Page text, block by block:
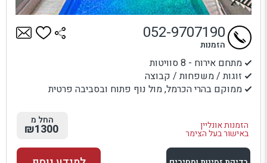
מתחם אירוח - 8 סוויטות
זוגות / משפחות / קבוצה
ממוקם בהרי הכרמל, מול נוף פתוח ובסביבה פרטית
הזמנות אונליין
באישור בעל הצימר
052-9707190
הזמנות
החל מ
₪1300